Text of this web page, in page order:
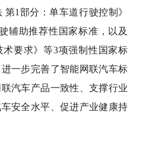
1部分：单车道行驶控制》
辅助推荐性国家标准，以及
术要求》等3项强制性国家标
一步完善了智能网联汽车标
汽车产品一致性、支撑行业
安全水平、促进产业健康持